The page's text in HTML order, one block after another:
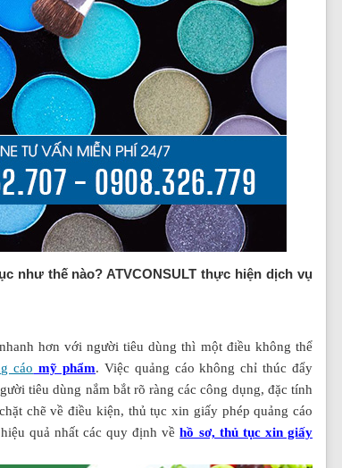
như thế nào? ATVCONSULT thực hiện dịch vụ
hơn với người tiêu dùng thì một điều không thể
cáo mỹ phẩm. Việc quảng cáo không chỉ thúc đẩy
tiêu dùng nắm bắt rõ ràng các công dụng, đặc tính
chẽ về điều kiện, thủ tục xin giấy phép quảng cáo
quả nhất các quy định vềhồ sơ, thủ tục xin giấy